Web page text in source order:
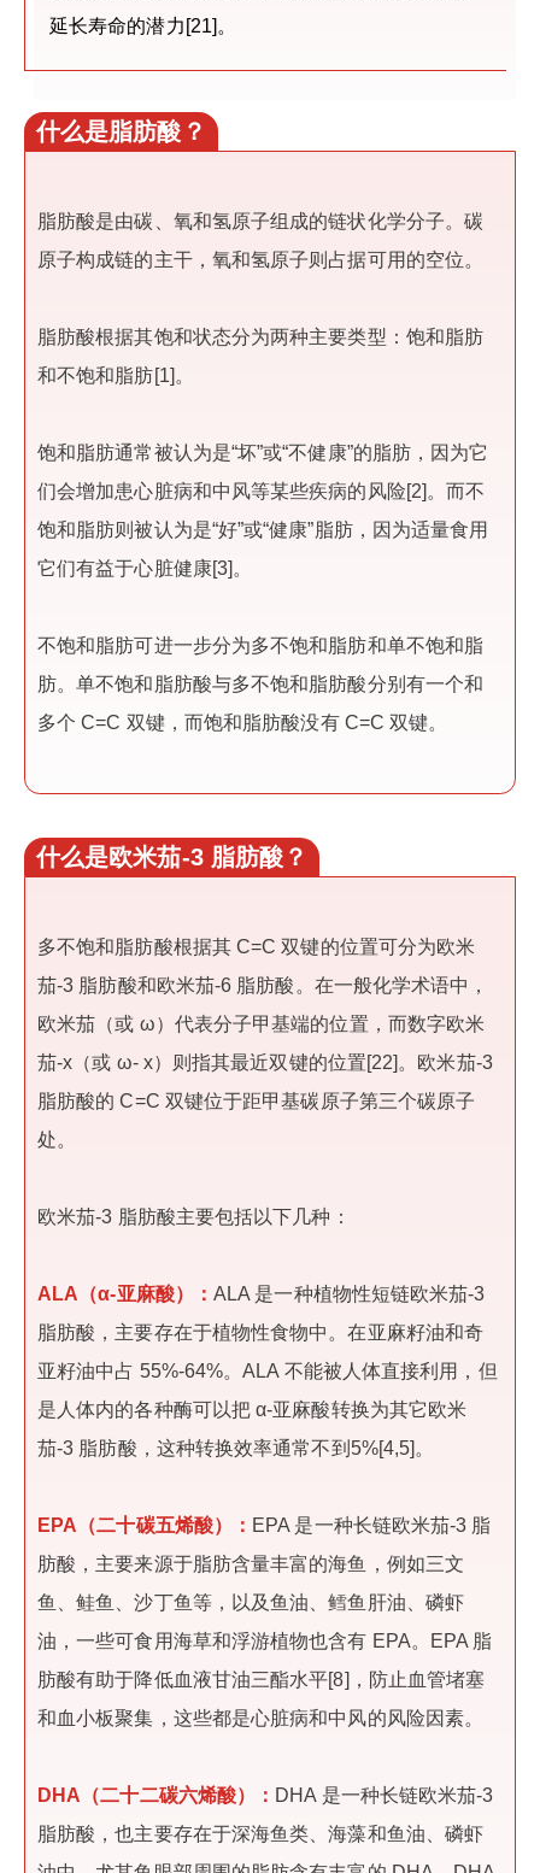
延长寿命的潜力[21]。
什么是脂肪酸？
脂肪酸是由碳、氧和氢原子组成的链状化学分子。碳
原子构成链的主干，氧和氢原子则占据可用的空位。
脂肪酸根据其饱和状态分为两种主要类型：饱和脂肪
和不饱和脂肪[1]。
饱和脂肪通常被认为是“坏”或“不健康”的脂肪，因为它
们会增加患心脏病和中风等某些疾病的风险[2]。而不
饱和脂肪则被认为是“好”或“健康”脂肪，因为适量食用
它们有益于心脏健康[3]。
不饱和脂肪可进一步分为多不饱和脂肪和单不饱和脂
肪。单不饱和脂肪酸与多不饱和脂肪酸分别有一个和
多个 C=C 双键，而饱和脂肪酸没有 C=C 双键。
什么是欧米茄-3 脂肪酸？
多不饱和脂肪酸根据其 C=C 双键的位置可分为欧米
茄-3 脂肪酸和欧米茄-6 脂肪酸。在一般化学术语中，
欧米茄（或 ω）代表分子甲基端的位置，而数字欧米
茄-x（或 ω- x）则指其最近双键的位置[22]。欧米茄-3
脂肪酸的 C=C 双键位于距甲基碳原子第三个碳原子
处。
欧米茄-3 脂肪酸主要包括以下几种：
ALA（α-亚麻酸）：ALA 是一种植物性短链欧米茄-3
脂肪酸，主要存在于植物性食物中。在亚麻籽油和奇
亚籽油中占 55%-64%。ALA 不能被人体直接利用，但
是人体内的各种酶可以把 α-亚麻酸转换为其它欧米
茄-3 脂肪酸，这种转换效率通常不到5%[4,5]。
EPA（二十碳五烯酸）： EPA 是一种长链欧米茄-3 脂
肪酸，主要来源于脂肪含量丰富的海鱼，例如三文
鱼、鲑鱼、沙丁鱼等，以及鱼油、鳕鱼肝油、磷虾
油，一些可食用海草和浮游植物也含有 EPA。EPA 脂
肪酸有助于降低血液甘油三酯水平[8]，防止血管堵塞
和血小板聚集，这些都是心脏病和中风的风险因素。
DHA（二十二碳六烯酸）： DHA 是一种长链欧米茄-3
脂肪酸，也主要存在于深海鱼类、海藻和鱼油、磷虾